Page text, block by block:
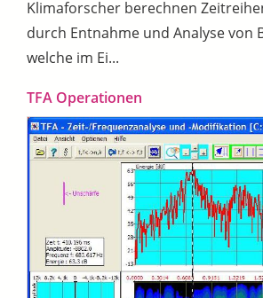
Klimaforscher berechnen
durch Entnahme und Analyse von
welche im Ei...
TFA Operationen